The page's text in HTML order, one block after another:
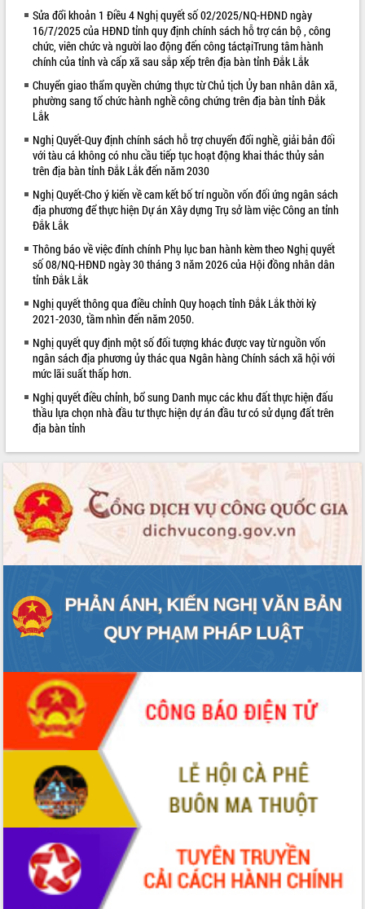
Loading the player...
Bí thư Tỉnh ủy Lương Nguyễn Minh
cách mạng
Rà soát, hoàn thiện hệ thống thiết chế
phát triển mới
Thường trực HĐND tỉnh Đắk Lắk gặp
mặt Đoàn chuyên gia y tế TP. Hồ Chí
Minh
Lễ truy điệu và an táng hài cốt liệt sĩ
tại Nghĩa trang Liệt sĩ xã Sơn Hòa
Bàn giải pháp tháo gỡ khó khăn trong
xuất khẩu sầu riêng và triển khai quy
định EUDR
Thứ trưởng Bộ Nông nghiệp và Môi
trường Nguyễn Hoàng Hiệp khảo sát
vùng trồng và doanh nghiệp đóng gói
sầu riêng tại Đắk Lắk
Trình diễn nghệ thuật chế biến các
món ăn từ sầu riêng
Đắk Lắk công bố Quy hoạch và xúc
tiến đầu tư tỉnh
Ngành cá ngừ Đắk Lắk chủ động thích
ứng để giữ vững thị trường xuất khẩu
Diễn đàn Kinh tế tư nhân Việt Nam đột
phá cơ chế - Hợp tác công tư
Đề án 06 tạo bước ngoặt đột phá trong
cải cách hành chính tỉnh Đắk Lắk
Khởi động Dự án Đầu tư xây dựng hạ
tầng kỹ thuật Cụm công nghiệp Tân
Tiến
mạng Việt Nam
Đắk Lắk sơ kết 4 năm triển khai thực
hiện Đề án 06 của Chính phủ
Họp báo thông tin về Hội nghị Công bố
Quy hoạch và Xúc tiến đầu tư tỉnh Đắk
Khơi thông điểm nghẽn, đẩy nhanh
giải ngân vốn khắc phục thiên tai
HĐND tỉnh thông qua điều chỉnh Quy
hoạch tỉnh thời kỳ 2021-2030
Hội thảo góp ý hồ sơ điều chỉnh quy
hoạch tỉnh Đắk Lắk thời kỳ 2021-2030,
tầm nhìn đến năm 2050
ALBUM ẢNH
LIÊN KẾT WEB
Sửa đổi khoản 1 Điều 4 Nghị quyết số 02/2025/NQ-HĐND ngày
16/7/2025 của HĐND tỉnh quy định chính sách hỗ trợ cán bộ , công
chức, viên chức và người lao động đến công táctạiTrung tâm hành
chính của tỉnh và cấp xã sau sắp xếp trên địa bàn tỉnh Đắk Lắk
Chuyển giao thẩm quyền chứng thực từ Chủ tịch Ủy ban nhân dân xã,
phường sang tổ chức hành nghề công chứng trên địa bàn tỉnh Đắk
Lắk
Nghị Quyết-Quy định chính sách hỗ trợ chuyển đổi nghề, giải bản đối
với tàu cá không có nhu cầu tiếp tục hoạt động khai thác thủy sản
trên địa bàn tỉnh Đắk Lắk đến năm 2030
Nghị Quyết-Cho ý kiến về cam kết bố trí nguồn vốn đối ứng ngân sách
địa phương để thực hiện Dự án Xây dựng Trụ sở làm việc Công an tỉnh
Đắk Lắk
Thông báo về việc đính chính Phụ lục ban hành kèm theo Nghị quyết
số 08/NQ-HĐND ngày 30 tháng 3 năm 2026 của Hội đồng nhân dân
tỉnh Đắk Lắk
Nghị quyết thông qua điều chỉnh Quy hoạch tỉnh Đắk Lắk thời kỳ
2021-2030, tầm nhìn đến năm 2050.
Nghị quyết quy định một số đối tượng khác được vay từ nguồn vốn
ngân sách địa phương ủy thác qua Ngân hàng Chính sách xã hội với
mức lãi suất thấp hơn.
Nghị quyết điều chỉnh, bổ sung Danh mục các khu đất thực hiện đấu
thầu lựa chọn nhà đầu tư thực hiện dự án đầu tư có sử dụng đất trên
địa bàn tỉnh